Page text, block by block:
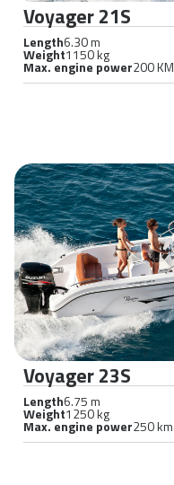
Voyager 21S
Length6.30 m
Weight1150 kg
Max. engine power200 KM
Voyager 23S
Length6.75 m
Weight1250 kg
Max. engine power250 km